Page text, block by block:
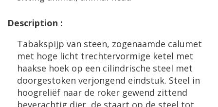
Description :
Tabakspijp van steen, zogenaamde calumet
met hoge licht trechtervormige ketel met
haakse hoek op een cilindrische steel met
doorgestoken verjongend eindstuk. Steel in
hoogreliëf naar de roker gewend zittend
beverachtig dier, de staart op de steel tot